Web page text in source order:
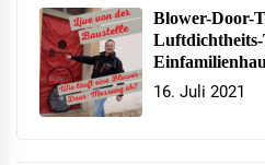
Blower-Door-
Luftdichtheits-
16. Juli 2021